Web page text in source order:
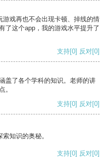
戏再也不会出现卡顿、掉线的情
了这个app，我的游戏水平提升了
支持[0] 反对[0]
盖了各个学科的知识。老师的讲
。
支持[0] 反对[0]
知识的奥秘。
支持[0] 反对[0]